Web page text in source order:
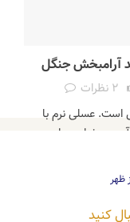
آرامبخش جنگل
2 نظرات
عسلی نرم با
و خواص دارویی
کنید